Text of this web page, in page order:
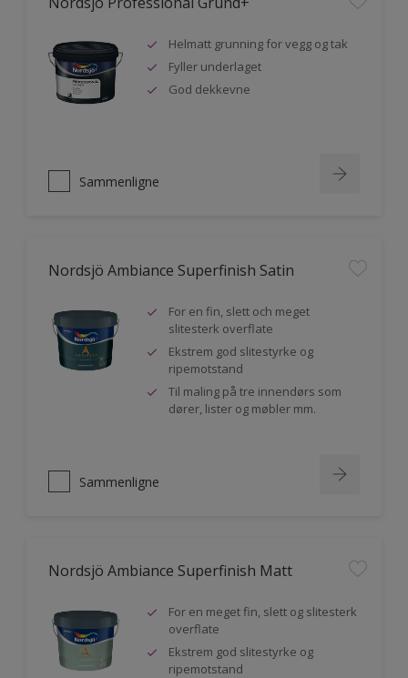
Helmatt grunning for vegg og tak
Fyller underlaget
God dekkevne
Sammenligne
Nordsjö Ambiance Superfinish Satin
For en fin, slett och meget
slitesterk overflate
Ekstrem god slitestyrke og
ripemotstand
Til maling på tre innendørs som
dører, lister og møbler mm.
Sammenligne
Nordsjö Ambiance Superfinish Matt
For en meget fin, slett og slitesterk
overflate
Ekstrem god slitestyrke og
ripemotstand